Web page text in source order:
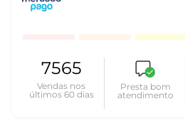
7565
Vendas nos
últimos 60 dias
Presta bom
atendimento